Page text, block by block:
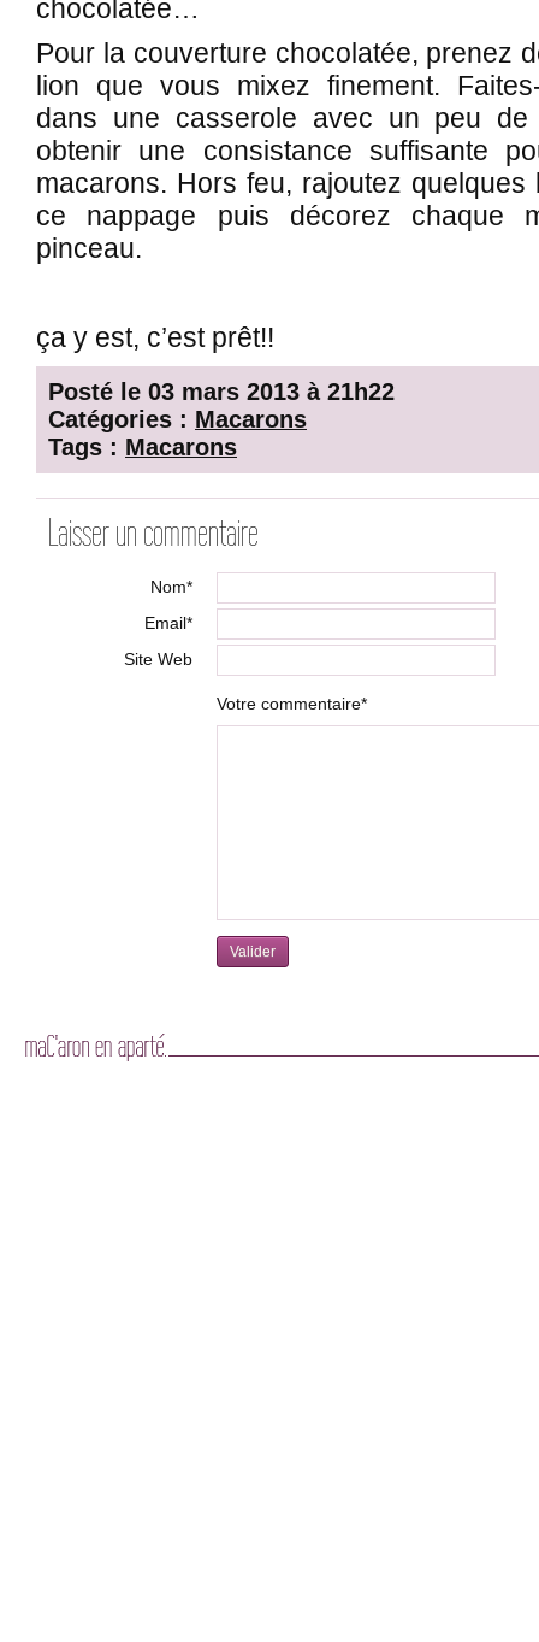
chocolatée…
Pour la couverture chocolatée, prenez
lion que vous mixez finement.
dans une casserole avec un peu de
obtenir une consistance suffisante
macarons. Hors feu, rajoutez
ce nappage puis décorez chaque
pinceau.
ça y est, c’est prêt!!
Posté le 03 mars 2013 à 21h22
Catégories : Macarons
Tags : Macarons
Laisser un commentaire
Nom*
Email*
Site Web
Votre commentaire*